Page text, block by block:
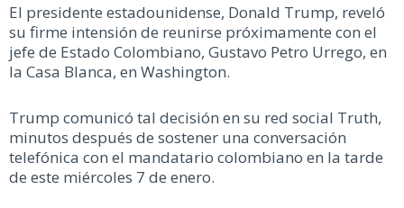
El presidente estadounidense, Donald Trump, reveló
su firme intensión de reunirse próximamente con el
jefe de Estado Colombiano, Gustavo Petro Urrego, en
la Casa Blanca, en Washington.
Trump comunicó tal decisión en su red social Truth,
minutos después de sostener una conversación
telefónica con el mandatario colombiano en la tarde
de este miércoles 7 de enero.